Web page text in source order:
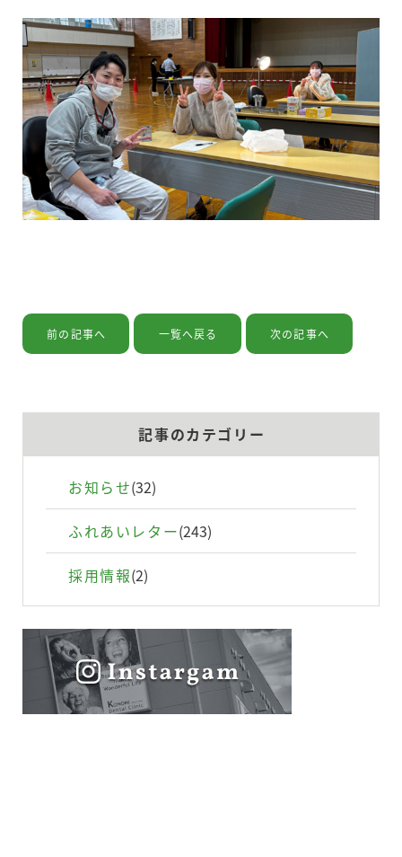
当院の紹介
治療内容
設備の紹介
お問い合わせ
個人情報保護方針
利用規約
前の記事へ 一覧へ戻る 次の記事へ
記事のカテゴリー
お知らせ(32)
ふれあいレター(243)
採用情報(2)